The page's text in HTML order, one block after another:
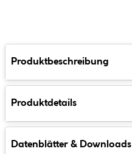
Produktbeschreibung
Produktdetails
Datenblätter & Downloads